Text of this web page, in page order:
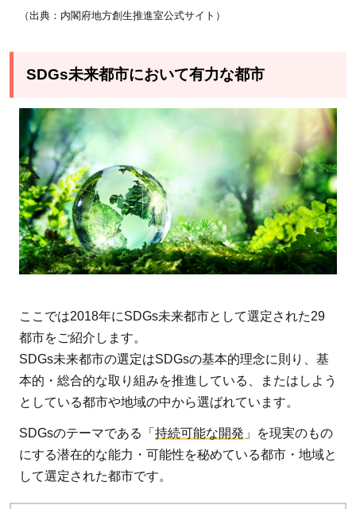
（出典：内閣府地方創生推進室公式サイト）
SDGs未来都市において有力な都市
ここでは2018年にSDGs未来都市として選定された29
都市をご紹介します。
SDGs未来都市の選定はSDGsの基本的理念に則り、基
本的・総合的な取り組みを推進している、またはしよう
としている都市や地域の中から選ばれています。
SDGsのテーマである「 持続可能な開発 」を現実のもの
にする潜在的な能力・可能性を秘めている都市・地域と
して選定された都市です。